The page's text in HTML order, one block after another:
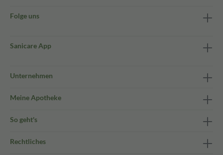
Folge uns
Sanicare App
Unternehmen
Meine Apotheke
So geht's
Rechtliches